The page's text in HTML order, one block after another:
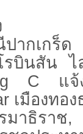
ากเกร็ด
บินสัน ไ
C แจ้
เมืองทอ
าธิราช,